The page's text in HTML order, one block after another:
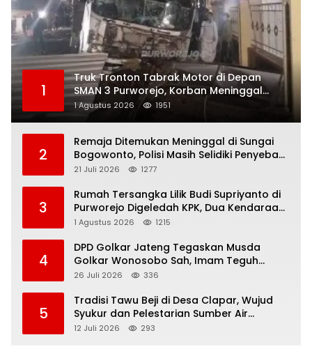
1
Truk Tronton Tabrak Motor di Depan
SMAN 3 Purworejo, Korban Meninggal
Dunia, Polisi Masih Selidiki Penyebab
1 Agustus 2026 1951
2
Remaja Ditemukan Meninggal di Sungai
Bogowonto, Polisi Masih Selidiki Penyebab
Kematian
21 Juli 2026 1277
3
Rumah Tersangka Lilik Budi Supriyanto di
Purworejo Digeledah KPK, Dua Kendaraan
Diamankan
1 Agustus 2026 1215
4
DPD Golkar Jateng Tegaskan Musda
Golkar Wonosobo Sah, Imam Teguh
Purnomo Terpilih Secara Aklamasi
26 Juli 2026 336
5
Tradisi Tawu Beji di Desa Clapar, Wujud
Syukur dan Pelestarian Sumber Air
Kehidupan yang Tak Pernah Kering
12 Juli 2026 293